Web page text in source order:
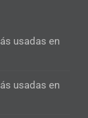
usadas en
usadas en